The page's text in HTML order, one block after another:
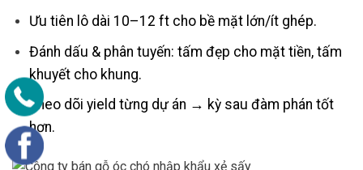
Ưu tiên lô dài 10–12 ft cho bề mặt lớn/ít ghép.
Đánh dấu & phân tuyến: tấm đẹp cho mặt tiền, tấm
khuyết cho khung.
Theo dõi yield từng dự án → kỳ sau đàm phán tốt
hơn.